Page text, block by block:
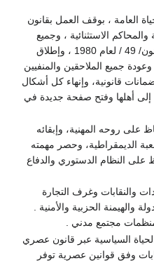
العامة ، بوقف العمل بقانون
الاستثنائية ، وجميع
القوانين ذات العلاقة ، ومنها القانون/ 49 / لعام 1980 ، وإطلاق
جميع الملاحقين والمنفيين
قانونية، وإنهاء كل أشكال
إلى أهلها وفتح صفحة جديدة في
على روحه المهنية، وإبقائه
الديمقراطية، وحصر مهمته
على النظام الدستوري والدفاع
والنقابات وغرف التجارة
والهيمنة الحزبية والأمنية .
مجتمع مدني .
السياسية عبر قانون عصري
وفق قوانين عصرية توفر